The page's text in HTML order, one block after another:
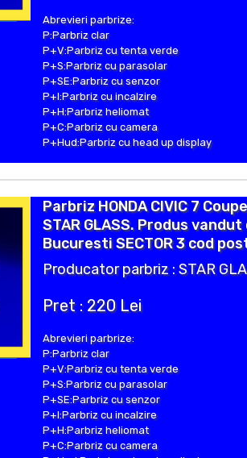
Abrevieri parbrize:
P:Parbriz clar
P+V:Parbriz cu tenta verde
P+S:Parbriz cu parasolar
P+SE:Parbriz cu senzor
P+I:Parbriz cu incalzire
P+H:Parbriz heliomat
P+C:Parbriz cu camera
P+Hud:Parbriz cu head up display
Parbriz HONDA CIVIC 7
STAR GLASS. Produs
Bucuresti SECTOR 3 cod
Producator parbriz : STAR
Pret : 220 Lei
Abrevieri parbrize:
P:Parbriz clar
P+V:Parbriz cu tenta verde
P+S:Parbriz cu parasolar
P+SE:Parbriz cu senzor
P+I:Parbriz cu incalzire
P+H:Parbriz heliomat
P+C:Parbriz cu camera